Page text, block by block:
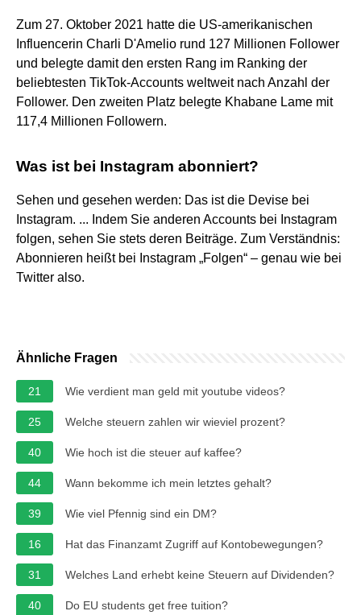
Zum 27. Oktober 2021 hatte die US-amerikanischen
Influencerin Charli D'Amelio rund 127 Millionen Follower
und belegte damit den ersten Rang im Ranking der
beliebtesten TikTok-Accounts weltweit nach Anzahl der
Follower. Den zweiten Platz belegte Khabane Lame mit
117,4 Millionen Followern.
Was ist bei Instagram abonniert?
Sehen und gesehen werden: Das ist die Devise bei
Instagram. ... Indem Sie anderen Accounts bei Instagram
folgen, sehen Sie stets deren Beiträge. Zum Verständnis:
Abonnieren heißt bei Instagram „Folgen“ – genau wie bei
Twitter also.
Ähnliche Fragen
21 Wie verdient man geld mit youtube videos?
25 Welche steuern zahlen wir wieviel prozent?
40 Wie hoch ist die steuer auf kaffee?
44 Wann bekomme ich mein letztes gehalt?
39 Wie viel Pfennig sind ein DM?
16 Hat das Finanzamt Zugriff auf Kontobewegungen?
31 Welches Land erhebt keine Steuern auf Dividenden?
40 Do EU students get free tuition?